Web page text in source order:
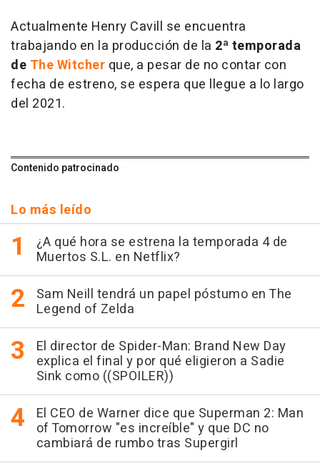
Actualmente Henry Cavill se encuentra
trabajando en la producción de la 2ª temporada
de The Witcher que, a pesar de no contar con
fecha de estreno, se espera que llegue a lo largo
del 2021.
Contenido patrocinado
Lo más leído
¿A qué hora se estrena la temporada 4 de
Muertos S.L. en Netflix?
Sam Neill tendrá un papel póstumo en The
Legend of Zelda
El director de Spider-Man: Brand New Day
explica el final y por qué eligieron a Sadie
Sink como ((SPOILER))
El CEO de Warner dice que Superman 2: Man
of Tomorrow "es increíble" y que DC no
cambiará de rumbo tras Supergirl